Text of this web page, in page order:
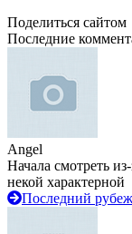
Поделиться сайтом
Последние
Angel
Начала смотреть
некой характерной
Последний рубеж